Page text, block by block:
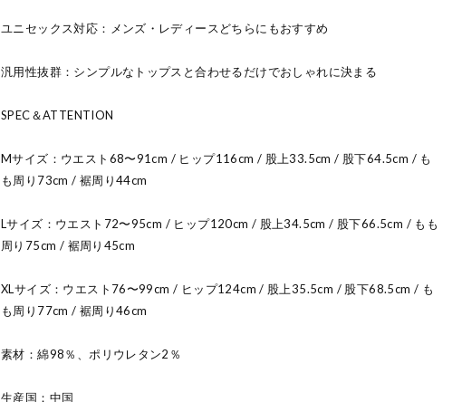
ユニセックス対応：メンズ・レディースどちらにもおすすめ
汎用性抜群：シンプルなトップスと合わせるだけでおしゃれに決まる
SPEC＆ATTENTION
Mサイズ：ウエスト68〜91cm / ヒップ116cm / 股上33.5cm / 股下64.5cm / も
も周り73cm / 裾周り44cm
Lサイズ：ウエスト72〜95cm / ヒップ120cm / 股上34.5cm / 股下66.5cm / もも
周り75cm / 裾周り45cm
XLサイズ：ウエスト76〜99cm / ヒップ124cm / 股上35.5cm / 股下68.5cm / も
も周り77cm / 裾周り46cm
素材：綿98％、ポリウレタン2％
生産国：中国